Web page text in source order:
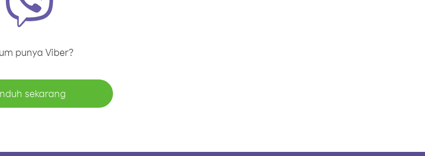
punya Viber?
sekarang